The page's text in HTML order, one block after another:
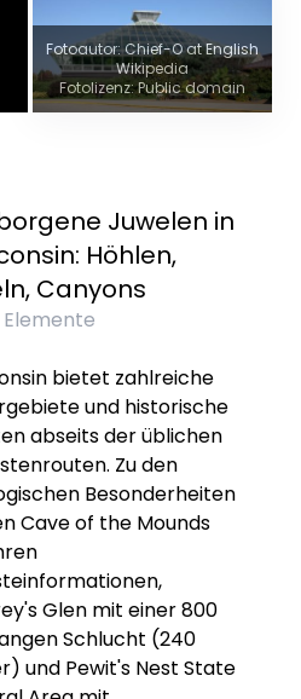
Fotoautor: Chief-O at English
Wikipedia
Fotolizenz: Public domain
Juwelen in
Höhlen,
Canyons
Elemente
bietet zahlreiche
und historische
abseits der üblichen
Zu den
Besonderheiten
Cave of the Mounds
Glen mit einer 800
Schlucht (240
und Pewit's Nest State